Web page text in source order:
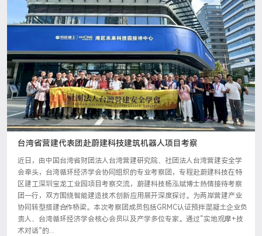
台湾省营建代表团赴蔚建科技建筑机器人项目考察
近日，由中国台湾省财团法人台湾营建研究院、社团法人台湾营建安全学
会牵头，台湾循环经济学会协同组织的专业考察团，专程赴蔚建科技在特
区建工深圳宝龙工业园项目考察交流，蔚建科技杨泓斌博士热情接待考察
团一行，双方围绕智能建造技术创新应用展开深度探讨。为两岸营建产业
协同转型搭建合作桥梁。本次考察团成员包括GRMC认证预拌混凝土企业负
责人、台湾循环经济学会核心会员以及产学多位专家。通过“实地观摩+技
术对话”的...